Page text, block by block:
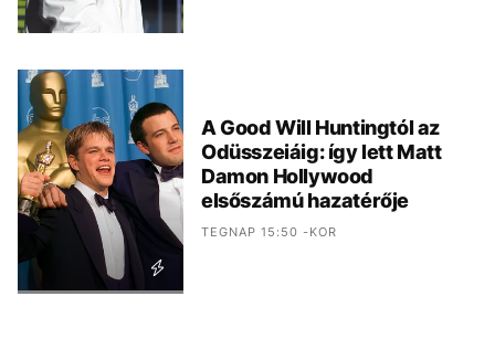
A Good Will Huntingtól az
Odüsszeiáig: így lett Matt
Damon Hollywood
elsőszámú hazatérője
TEGNAP 15:50 -KOR